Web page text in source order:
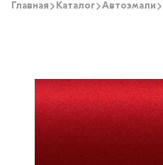
Главная Каталог Автоэмали